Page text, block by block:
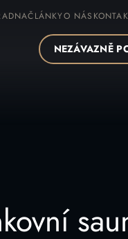
ČLÁNKYO NÁS
NEZÁVAZNĚ
ODKAZ